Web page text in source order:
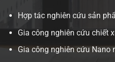
Hợp tác nghiên cứu sản
Gia công nghiên cứu chiết
Gia công nghiên cứu Nano